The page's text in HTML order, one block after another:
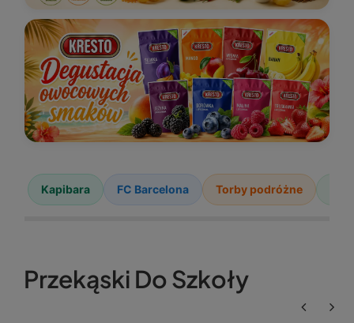
Kapibara FC Barcelona Torby podróżne
Przekąski Do Szkoły